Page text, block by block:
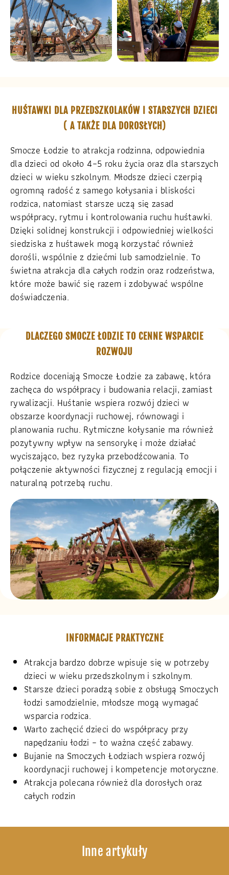
HUŚTAWKI DLA PRZEDSZKOLAKÓW I STARSZYCH DZIECI
( A TAKŻE DLA DOROSŁYCH)
Smocze Łodzie to atrakcja rodzinna, odpowiednia
dla dzieci od około 4–5 roku życia oraz dla starszych
dzieci w wieku szkolnym. Młodsze dzieci czerpią
ogromną radość z samego kołysania i bliskości
rodzica, natomiast starsze uczą się zasad
współpracy, rytmu i kontrolowania ruchu huśtawki.
Dzięki solidnej konstrukcji i odpowiedniej wielkości
siedziska z huśtawek mogą korzystać również
dorośli, wspólnie z dziećmi lub samodzielnie. To
świetna atrakcja dla całych rodzin oraz rodzeństwa,
które może bawić się razem i zdobywać wspólne
doświadczenia.
DLACZEGO SMOCZE ŁODZIE TO CENNE WSPARCIE
ROZWOJU
Rodzice doceniają Smocze Łodzie za zabawę, która
zachęca do współpracy i budowania relacji, zamiast
rywalizacji. Huśtanie wspiera rozwój dzieci w
obszarze koordynacji ruchowej, równowagi i
planowania ruchu. Rytmiczne kołysanie ma również
pozytywny wpływ na sensorykę i może działać
wyciszająco, bez ryzyka przebodźcowania. To
połączenie aktywności fizycznej z regulacją emocji i
naturalną potrzebą ruchu.
INFORMACJE PRAKTYCZNE
Atrakcja bardzo dobrze wpisuje się w potrzeby
dzieci w wieku przedszkolnym i szkolnym.
Starsze dzieci poradzą sobie z obsługą Smoczych
łodzi samodzielnie, młodsze mogą wymagać
wsparcia rodzica.
Warto zachęcić dzieci do współpracy przy
napędzaniu łodzi – to ważna część zabawy.
Bujanie na Smoczych Łodziach wspiera rozwój
koordynacji ruchowej i kompetencje motoryczne.
Atrakcja polecana również dla dorosłych oraz
całych rodzin
Inne artykuły